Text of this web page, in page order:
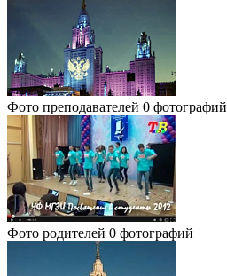
Фото преподавателей 0 фотографий
Фото родителей 0 фотографий